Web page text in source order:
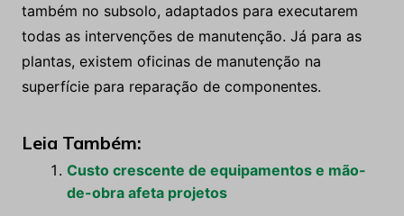
também no subsolo, adaptados para executarem
todas as intervenções de manutenção. Já para as
plantas, existem oficinas de manutenção na
superfície para reparação de componentes.
Leia Também:
Custo crescente de equipamentos e mão-
de-obra afeta projetos